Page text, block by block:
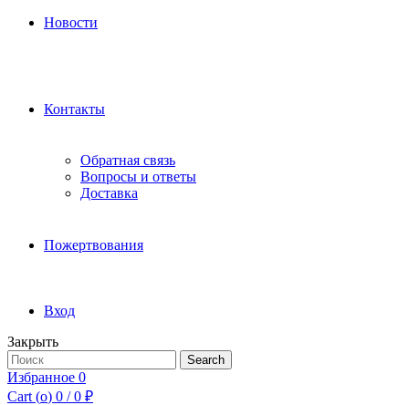
Новости
Контакты
Обратная связь
Вопросы и ответы
Доставка
Пожертвования
Вход
Закрыть
Search
for:
Search
Избранное 0
Cart (o) 0 / 0 ₽